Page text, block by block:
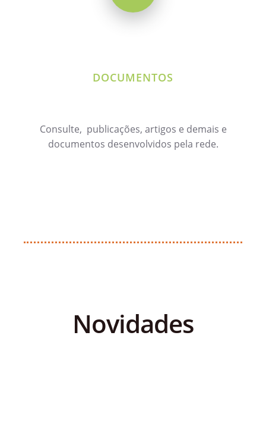
DOCUMENTOS
Consulte, publicações, artigos e demais e
documentos desenvolvidos pela rede.
Novidades